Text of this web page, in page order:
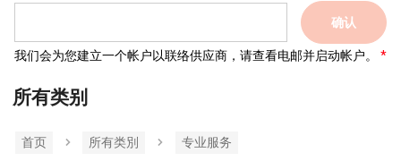
确认
我们会为您建立一个帐户以联络供应商，请查看电邮并启动帐户。
所有类别
首页 所有类別 专业服务